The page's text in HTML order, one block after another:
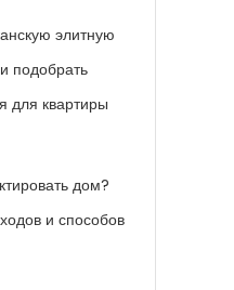
элитную
подобрать
для квартиры
дом?
и способов